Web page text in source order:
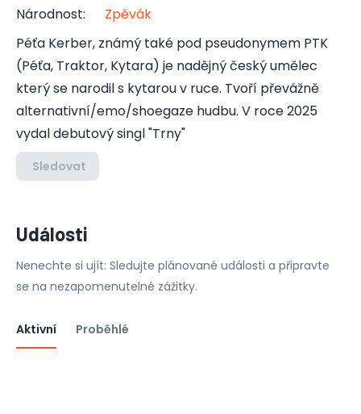
Národnost:
Zpěvák
Péťa Kerber, známý také pod pseudonymem PTK
(Péťa, Traktor, Kytara) je nadějný český umělec
který se narodil s kytarou v ruce. Tvoří převážně
alternativní/emo/shoegaze hudbu. V roce 2025
vydal debutový singl "Trny"
Sledovat
Události
Nenechte si ujít: Sledujte plánované události a připravte
se na nezapomenutelné zážitky.
Aktivní Proběhlé